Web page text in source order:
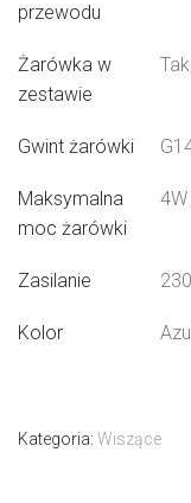
przewodu
Żarówka w
zestawie
Gwint żarówki
Maksymalna
moc żarówki
4W
Zasilanie
Kolor
Kategoria: Wiszące